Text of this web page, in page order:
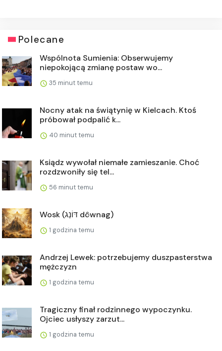
Polecane
Wspólnota Sumienia: Obserwujemy
niepokojącą zmianę postaw wo...
35 minut temu
Nocny atak na świątynię w Kielcach. Ktoś
próbował podpalić k...
40 minut temu
Ksiądz wywołał niemałe zamieszanie. Choć
rozdzwoniły się tel...
56 minut temu
Wosk (דּוֹנַג dôwnag)
1 godzina temu
Andrzej Lewek: potrzebujemy duszpasterstwa
mężczyzn
1 godzina temu
Tragiczny finał rodzinnego wypoczynku.
Ojciec usłyszy zarzut...
1 godzina temu